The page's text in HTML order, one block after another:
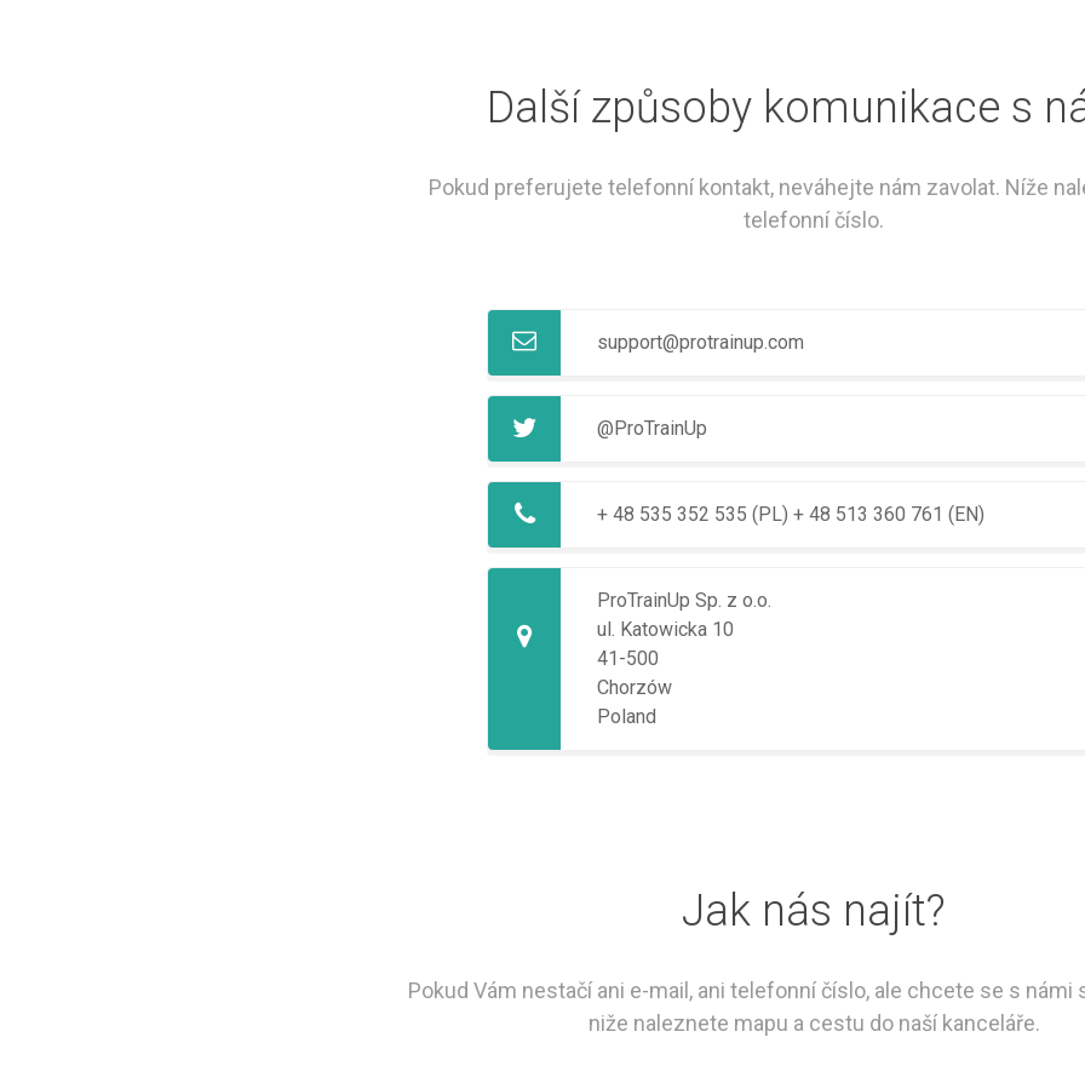
Další způsoby komunikace s
Pokud preferujete telefonní kontakt, neváhejte nám zavolat. Níže
telefonní číslo.
support@protrainup.com
@ProTrainUp
+ 48 535 352 535 (PL) + 48 513 360 761 (EN)
ProTrainUp Sp. z o.o.
ul. Katowicka 10
41-500
Chorzów
Poland
Jak nás najít?
Pokud Vám nestačí ani e-mail, ani telefonní číslo, ale chcete se s námi
niže naleznete mapu a cestu do naší kanceláře.